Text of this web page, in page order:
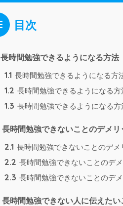
目次
長時間勉強できるようになる方法
1.1 長時間勉強できるようになる方
1.2 長時間勉強できるようになる
1.3 長時間勉強できるようになる
長時間勉強できないことのデメリ
2.1 長時間勉強できないことのデ
2.2 長時間勉強できないことのデ
2.3 長時間勉強できないことのデ
長時間勉強できない人に伝えたい